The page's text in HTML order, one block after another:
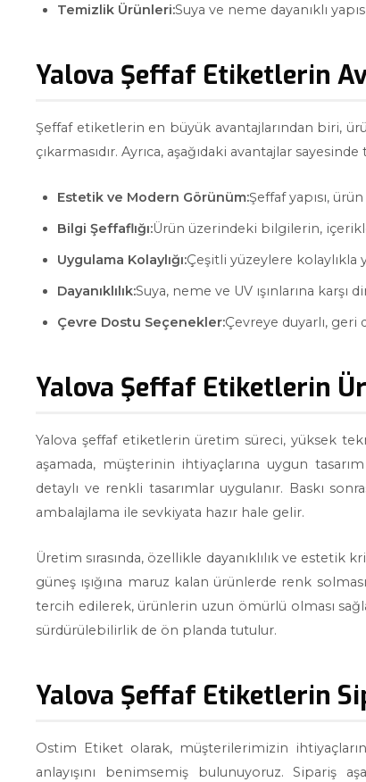
Temizlik Ürünleri:Suya ve neme dayanıklı
Yalova Şeffaf Etiketlerin
Şeffaf etiketlerin en büyük avantajlarından biri,
çıkarmasıdır. Ayrıca, aşağıdaki avantajlar
Estetik ve Modern Görünüm:Şeffaf yapısı,
Bilgi Şeffaflığı:Ürün üzerindeki bilgilerin,
Uygulama Kolaylığı:Çeşitli yüzeylere kolaylıkla
Dayanıklılık:Suya, neme ve UV ışınlarına
Çevre Dostu Seçenekler:Çevreye duyarlı,
Yalova Şeffaf Etiketlerin
Yalova şeffaf etiketlerin üretim süreci, yüksek
aşamada, müşterinin ihtiyaçlarına uygun
detaylı ve renkli tasarımlar uygulanır. Baskı
ambalajlama ile sevkiyata hazır hale gelir.
Üretim sırasında, özellikle dayanıklılık ve
güneş ışığına maruz kalan ürünlerde renk
tercih edilerek, ürünlerin uzun ömürlü olması
sürdürülebilirlik de ön planda tutulur.
Yalova Şeffaf Etiketlerin
Ostim Etiket olarak, müşterilerimizin
anlayışını benimsemiş bulunuyoruz. Sipariş